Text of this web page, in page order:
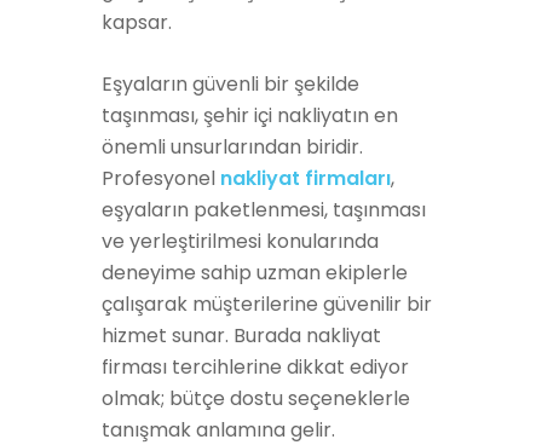
kapsar.
Eşyaların güvenli bir şekilde
taşınması, şehir içi nakliyatın en
önemli unsurlarından biridir.
Profesyonel nakliyat firmaları,
eşyaların paketlenmesi, taşınması
ve yerleştirilmesi konularında
deneyime sahip uzman ekiplerle
çalışarak müşterilerine güvenilir bir
hizmet sunar. Burada nakliyat
firması tercihlerine dikkat ediyor
olmak; bütçe dostu seçeneklerle
tanışmak anlamına gelir.